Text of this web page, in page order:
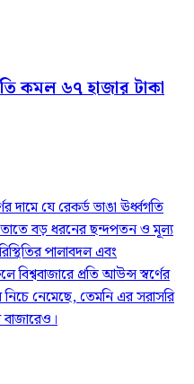
কমল ৬৭ হাজার টাকা
দামে যে রেকর্ড ভাঙা ঊর্ধ্বগতি
তাতে বড় ধরনের ছন্দপতন ও মূল্য
পালাবদল এবং
বিশ্ববাজারে প্রতি আউন্স স্বর্ণের
নেমেছে, তেমনি এর সরাসরি
বাজারেও।